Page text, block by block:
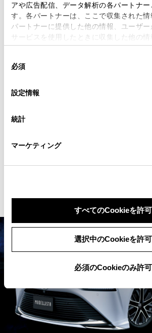
アや広告配信、データ解析の各パートナー
す。各パートナーは、ここで収集された
パートナーに提供した他の情報、ユーザ
サービスを使用したときに収集した他の情
使用することがあります。当ウェブサイ
デバイスにすべてのCookie(クッキー)が保
意したことになります。Cookie(クッキー
設定の変更、同意を撤回したりするにあ
「Cookie（クッキー）情報の取り扱いにつ
必須
設定情報
統計
マーケティング
すべてのCookieを許可
選択中のCookieを許可
必須のCookieのみ許可
コネクティッド
安心、便利、
つながり。
運転中でも、離れていて
パートナーに。クルマと
ぐコネクティッドによっ
スマートにサポートしま